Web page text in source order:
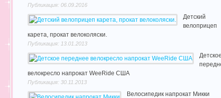
Публикация: 06.09.2016
Детский
велоприцеп
карета, прокат велоколяски.
Публикация: 13.01.2013
велокресло напрокат WeeRide США
Публикация: 30.11.2013
Велосипедик напрокат Микки